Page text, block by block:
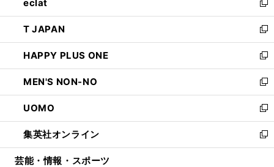
く
で
開
く
ド
ウ
で
開
く
ィ
ン
ド
ウ
で
開
く
い
ウ
ィ
ン
ド
ウ
で
開
く
eclat
新
し
い
ウ
ィ
ン
ド
ウ
で
開
く
T JAPAN
新
し
い
ウ
ィ
ン
ド
ウ
で
開
HAPPY PLUS ONE
新
し
い
ウ
ィ
ン
ド
ウ
MEN'S NON-NO
新
し
い
ウ
ィ
ン
UOMO
新
し
い
ウ
集英社オンライン
新
し
芸能・情報・スポーツ